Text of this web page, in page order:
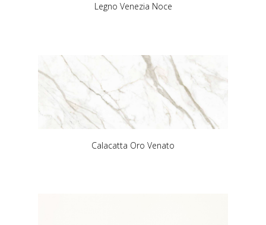
Legno Venezia Noce
Calacatta Oro Venato